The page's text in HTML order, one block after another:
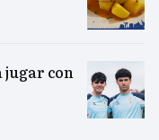
jugar con